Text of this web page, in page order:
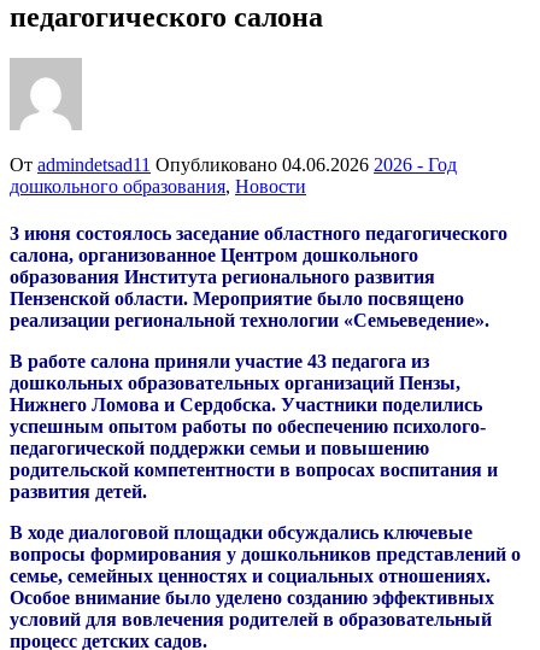
педагогического салона
От admindetsad11 Опубликовано 04.06.2026 2026 - Год
дошкольного образования, Новости
3 июня состоялось заседание областного педагогического
салона, организованное Центром дошкольного
образования Института регионального развития
Пензенской области. Мероприятие было посвящено
реализации региональной технологии «Семьеведение».
В работе салона приняли участие 43 педагога из
дошкольных образовательных организаций Пензы,
Нижнего Ломова и Сердобска. Участники поделились
успешным опытом работы по обеспечению психолого-
педагогической поддержки семьи и повышению
родительской компетентности в вопросах воспитания и
развития детей.
В ходе диалоговой площадки обсуждались ключевые
вопросы формирования у дошкольников представлений о
семье, семейных ценностях и социальных отношениях.
Особое внимание было уделено созданию эффективных
условий для вовлечения родителей в образовательный
процесс детских садов.